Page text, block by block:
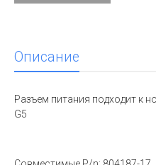
Описание
Разъем питания подходит к
G5